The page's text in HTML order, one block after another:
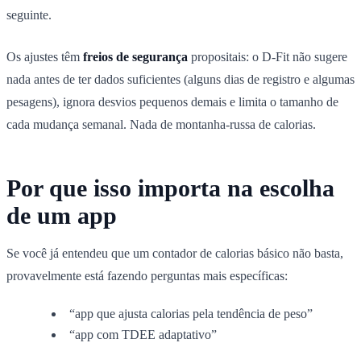
seguinte.
Os ajustes têm freios de segurança propositais: o D-Fit não sugere
nada antes de ter dados suficientes (alguns dias de registro e algumas
pesagens), ignora desvios pequenos demais e limita o tamanho de
cada mudança semanal. Nada de montanha-russa de calorias.
Por que isso importa na escolha
de um app
Se você já entendeu que um contador de calorias básico não basta,
provavelmente está fazendo perguntas mais específicas:
“app que ajusta calorias pela tendência de peso”
“app com TDEE adaptativo”